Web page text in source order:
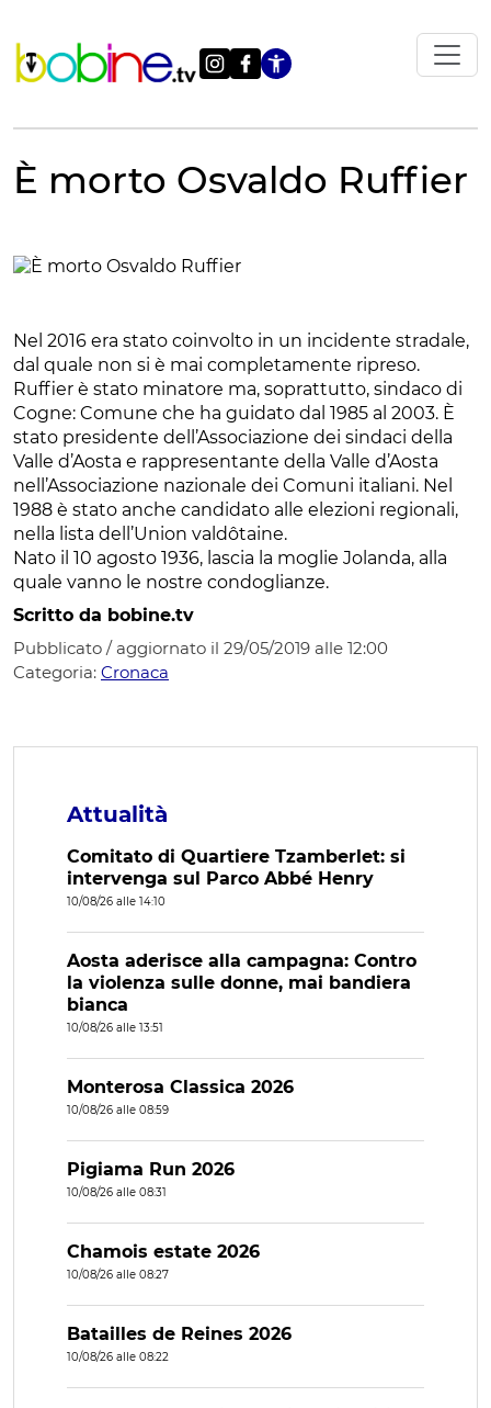
contenuto
Apri le
È morto Osvaldo Ruffier
Nel 2016 era stato coinvolto in un incidente stradale,
dal quale non si è mai completamente ripreso.
Ruffier è stato minatore ma, soprattutto, sindaco di
Cogne: Comune che ha guidato dal 1985 al 2003. È
stato presidente dell’Associazione dei sindaci della
Valle d’Aosta e rappresentante della Valle d’Aosta
nell’Associazione nazionale dei Comuni italiani. Nel
1988 è stato anche candidato alle elezioni regionali,
nella lista dell’Union valdôtaine.
Nato il 10 agosto 1936, lascia la moglie Jolanda, alla
quale vanno le nostre condoglianze.
Scritto da bobine.tv
Pubblicato / aggiornato il 29/05/2019 alle 12:00
Categoria: Cronaca
Attualità
Comitato di Quartiere Tzamberlet: si
intervenga sul Parco Abbé Henry
10/08/26 alle 14:10
Aosta aderisce alla campagna: Contro
la violenza sulle donne, mai bandiera
bianca
10/08/26 alle 13:51
Monterosa Classica 2026
10/08/26 alle 08:59
Pigiama Run 2026
10/08/26 alle 08:31
Chamois estate 2026
10/08/26 alle 08:27
Batailles de Reines 2026
10/08/26 alle 08:22